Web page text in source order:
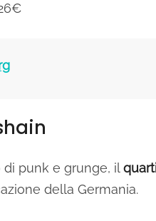
punk e grunge, il
della Germania.